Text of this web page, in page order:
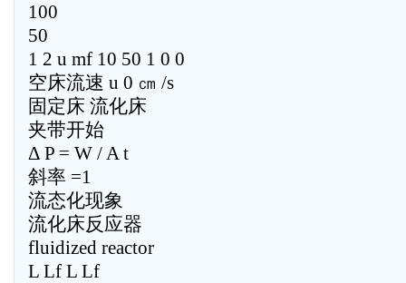
100
50
1 2 u mf 10 50 1 0 0
空床流速 u 0 ㎝ /s
固定床 流化床
夹带开始
Δ P = W / A t
斜率 =1
流态化现象
流化床反应器
fluidized reactor
L Lf L Lf